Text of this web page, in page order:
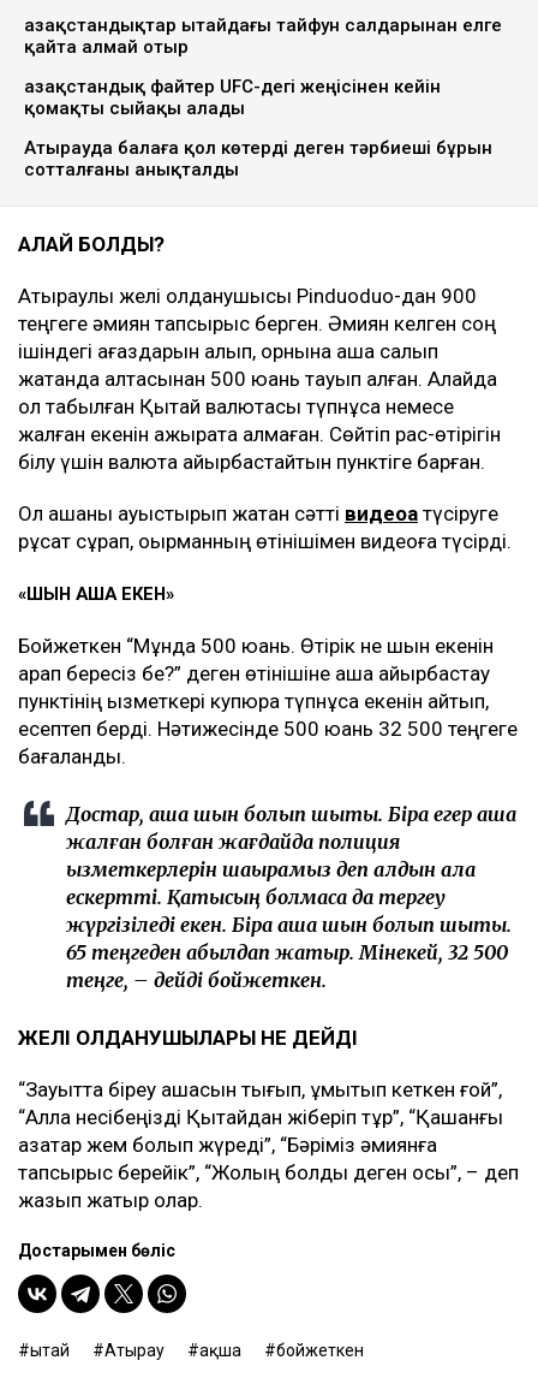
Қазақстандықтар Қытайдағы тайфун салдарынан елге
қайта алмай отыр
Қазақстандық файтер UFC-дегі жеңісінен кейін
қомақты сыйақы алады
Атырауда балаға қол көтерді деген тәрбиеші бұрын
сотталғаны анықталды
ҚАЛАЙ БОЛДЫ?
Атыраулық желі қолданушысы Pinduoduo-дан 900
теңгеге әмиян тапсырыс берген. Әмиян келген соң
ішіндегі қағаздарын алып, орнына ақша салып
жатқанда қалтасынан 500 юань тауып алған. Алайда
ол табылған Қытай валютасы түпнұсқа немесе
жалған екенін ажырата алмаған. Сөйтіп рас-өтірігін
білу үшін валюта айырбастайтын пунктіге барған.
Ол ақшаны ауыстырып жатқан сәтті видеоға түсіруге
рұқсат сұрап, оқырманның өтінішімен видеоға түсірді.
«ШЫН АҚША ЕКЕН»
Бойжеткен “Мұнда 500 юань. Өтірік не шын екенін
қарап бересіз бе?” деген өтінішіне ақша айырбастау
пунктінің қызметкері купюра түпнұсқа екенін айтып,
есептеп берді. Нәтижесінде 500 юань 32 500 теңгеге
бағаланды.
Достар, ақша шын болып шықты. Бірақ егер ақша
жалған болған жағдайда полиция
қызметкерлерін шақырамыз деп алдын ала
ескертті. Қатысың болмаса да тергеу
жүргізіледі екен. Бірақ ақша шын болып шықты.
65 теңгеден қабылдап жатыр. Мінекей, 32 500
теңге, – дейді бойжеткен.
ЖЕЛІ ҚОЛДАНУШЫЛАРЫ НЕ ДЕЙДІ
“Зауытта біреу ақшасын тығып, ұмытып кеткен ғой”,
“Алла несібеңізді Қытайдан жіберіп тұр”, “Қашанғы
қазақтар жем болып жүреді”, “Бәріміз әмиянға
тапсырыс берейік”, “Жолың болды деген осы”, – деп
жазып жатыр олар.
Достарыңмен бөліс
Қытай Атырау ақша бойжеткен